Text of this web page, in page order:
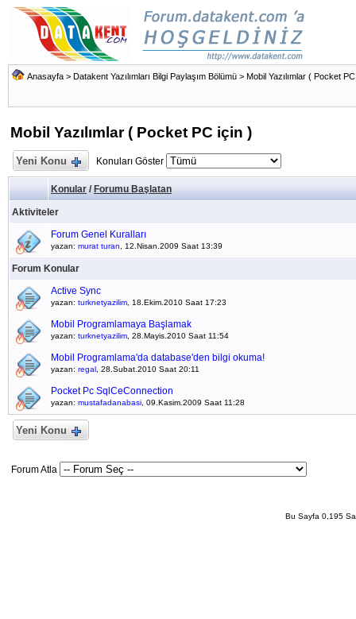
Anasayfa > Datakent Yazılımları Bilgi Paylaşım Bölümü > Mobil Yazılımlar ( Pocket
Mobil Yazılımlar ( Pocket PC için )
Yeni Konu Konuları Göster
Konular / Forumu Başlatan
Aktiviteler
Forum Genel Kuralları
yazan: murat turan , 12.Nisan.2009 Saat 13:39
Forum Konular
Active Sync
yazan: turknetyazilim , 18.Ekim.2010 Saat 17:23
Mobil Programlamaya Başlamak
yazan: turknetyazilim , 28.Mayis.2010 Saat 11:54
Mobil Programlama'da database'den bilgi okuma!
yazan: regal , 28.Subat.2010 Saat 20:11
Pocket Pc SqlCeConnection
yazan: mustafadanabasi , 09.Kasim.2009 Saat 11:28
Yeni Konu
Forum Atla
Bu Sayfa 0,195